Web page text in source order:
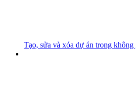
Tạo, sửa và xóa dự án trong không